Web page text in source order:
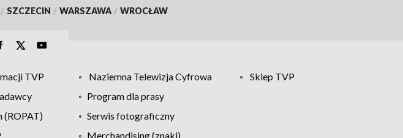
/ SZCZECIN / WARSZAWA / WROCŁAW
TVP Naziemna Telewizja Cyfrowa
Sklep TVP
Program dla prasy
(ROPAT)
Serwis fotograficzny
Merchandising (znaki)